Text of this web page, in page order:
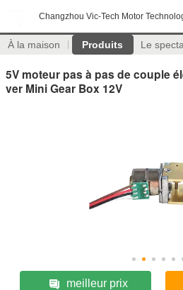
Changzhou Vic-Tech Motor
À la maison Produits Le
5V moteur pas à pas de couple
ver Mini Gear Box 12V
meilleur prix